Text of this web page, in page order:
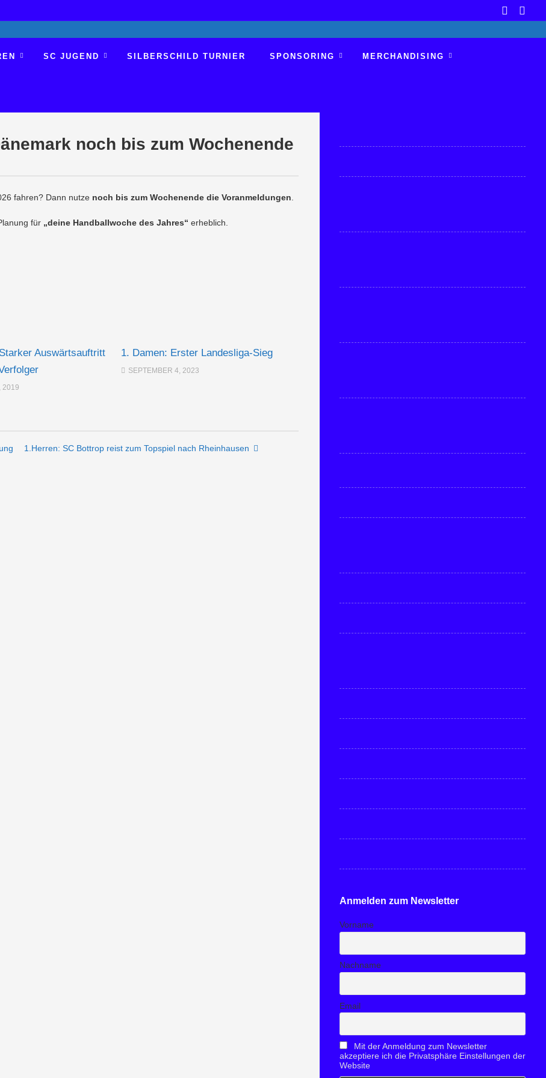
SC JUGEND SILBERSCHILD TURNIER SPONSORING MERCHANDISING
noch bis zum Wochenende
fahren? Dann nutze noch bis zum Wochenende die Voranmeldungen
für „deine Handballwoche des Jahres“ erheblich.
Auswärtsauftritt
2019
1. Damen: Erster Landesliga-Sieg
SEPTEMBER 4, 2023
1.Herren: SC Bottrop reist zum Topspiel nach Rheinhausen
Anmelden zum Newsletter
Vorname
Nachname
Email
Mit der Anmeldung zum Newsletter
akzeptiere ich die Privatsphäre Einstellungen der
Website